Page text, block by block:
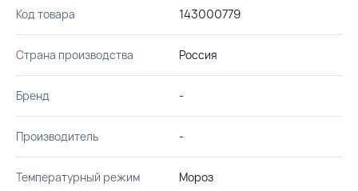
Код товара 143000779
Страна производства Россия
Бренд -
Производитель -
Температурный режим Мороз